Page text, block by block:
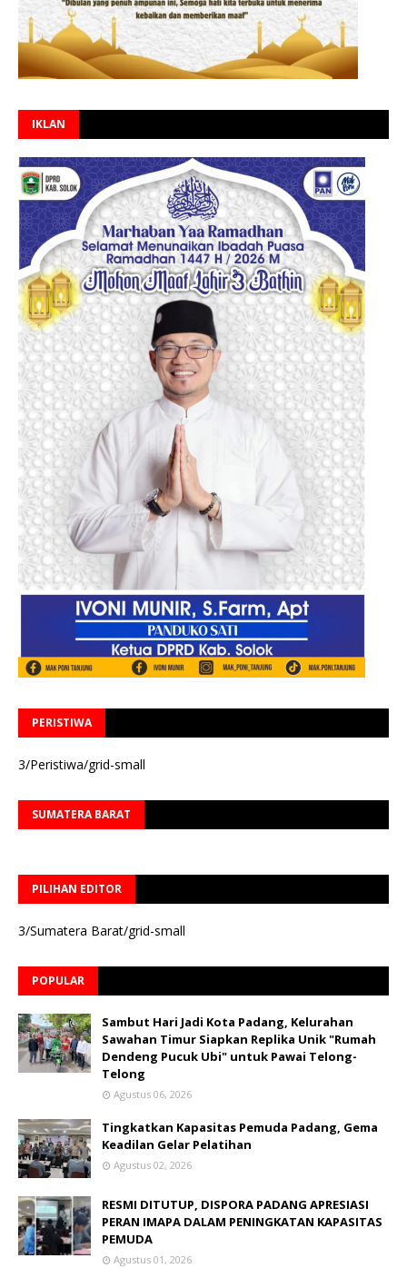
IKLAN
PERISTIWA
3/Peristiwa/grid-small
SUMATERA BARAT
PILIHAN EDITOR
3/Sumatera Barat/grid-small
POPULAR
Sambut Hari Jadi Kota Padang, Kelurahan
Sawahan Timur Siapkan Replika Unik "Rumah
Dendeng Pucuk Ubi" untuk Pawai Telong-
Telong
Agustus 06, 2026
Tingkatkan Kapasitas Pemuda Padang, Gema
Keadilan Gelar Pelatihan
Agustus 02, 2026
RESMI DITUTUP, DISPORA PADANG APRESIASI
PERAN IMAPA DALAM PENINGKATAN KAPASITAS
PEMUDA
Agustus 01, 2026